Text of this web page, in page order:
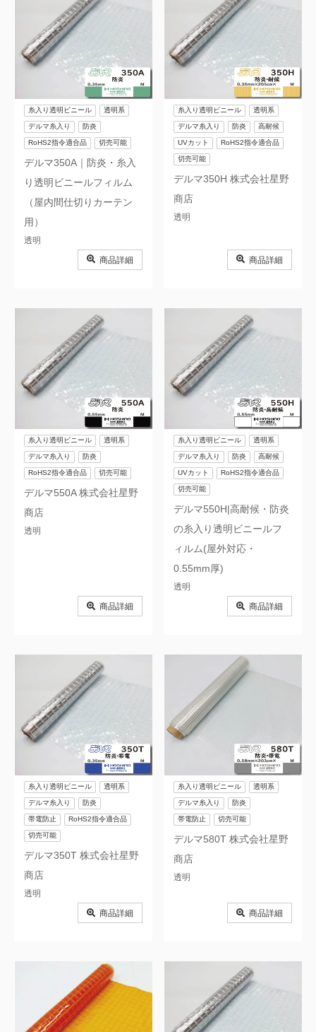
デルマ350A｜防炎・糸入
り透明ビニールフィルム
（屋内間仕切りカーテン
用）
糸入り透明ビニール 透明系
デルマ糸入り 防炎
RoHS2指令適合品 切売可能
透明
商品詳細
デルマ350H 株式会社星野
商店
糸入り透明ビニール 透明系
デルマ糸入り 防炎 高耐候
UVカット RoHS2指令適合品
切売可能
透明
商品詳細
デルマ550A 株式会社星野
商店
糸入り透明ビニール 透明系
デルマ糸入り 防炎
RoHS2指令適合品 切売可能
透明
商品詳細
デルマ550H|高耐候・防炎
の糸入り透明ビニールフ
ィルム(屋外対応・
0.55mm厚)
糸入り透明ビニール 透明系
デルマ糸入り 防炎 高耐候
UVカット RoHS2指令適合品
切売可能
透明
商品詳細
デルマ350T 株式会社星野
商店
糸入り透明ビニール 透明系
デルマ糸入り 防炎
帯電防止 RoHS2指令適合品
切売可能
透明
商品詳細
デルマ580T 株式会社星野
商店
糸入り透明ビニール 透明系
デルマ糸入り 防炎
帯電防止 切売可能
透明
商品詳細